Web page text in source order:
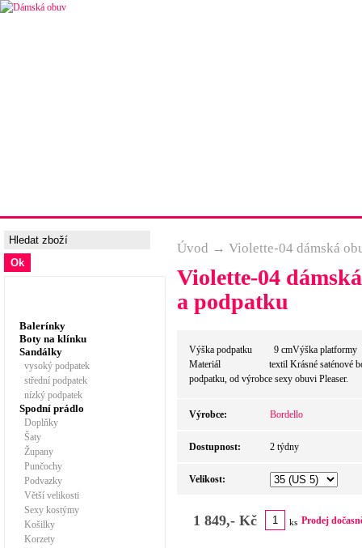
Balerínky
Boty na klínku
Sandálky
vysoký podpatek
střední podpatek
nízký podpatek
Spodní prádlo
Doplňky
Šaty
Župany
Punčochy
Podvazky
Větší velikosti
Sexy kostýmy
Košilky
Korzety
Úvod → Violette-04 dámská
Violette-04
a podpatku
Výška podpatku 9 cmVýška
Materiál textil Krásné saténové
podpatku, od výrobce sexy obuvi Pleaser.
Výrobce: Bordello
Dostupnost: 2 týdny
Velikost:
1 849,- Kč ks Prodej